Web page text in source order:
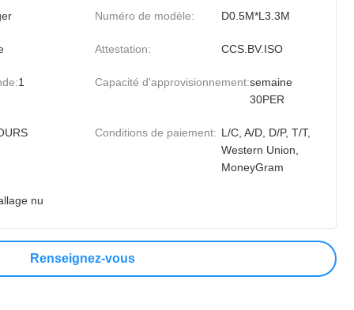
Numéro de modèle: D0.5M*L3.3M
Attestation: CCS.BV.ISO
1 Capacité d'approvisionnement:semaine
30PER
Conditions de paiement: L/C, A/D, D/P, T/T,
Western Union,
MoneyGram
nu
Renseignez-vous